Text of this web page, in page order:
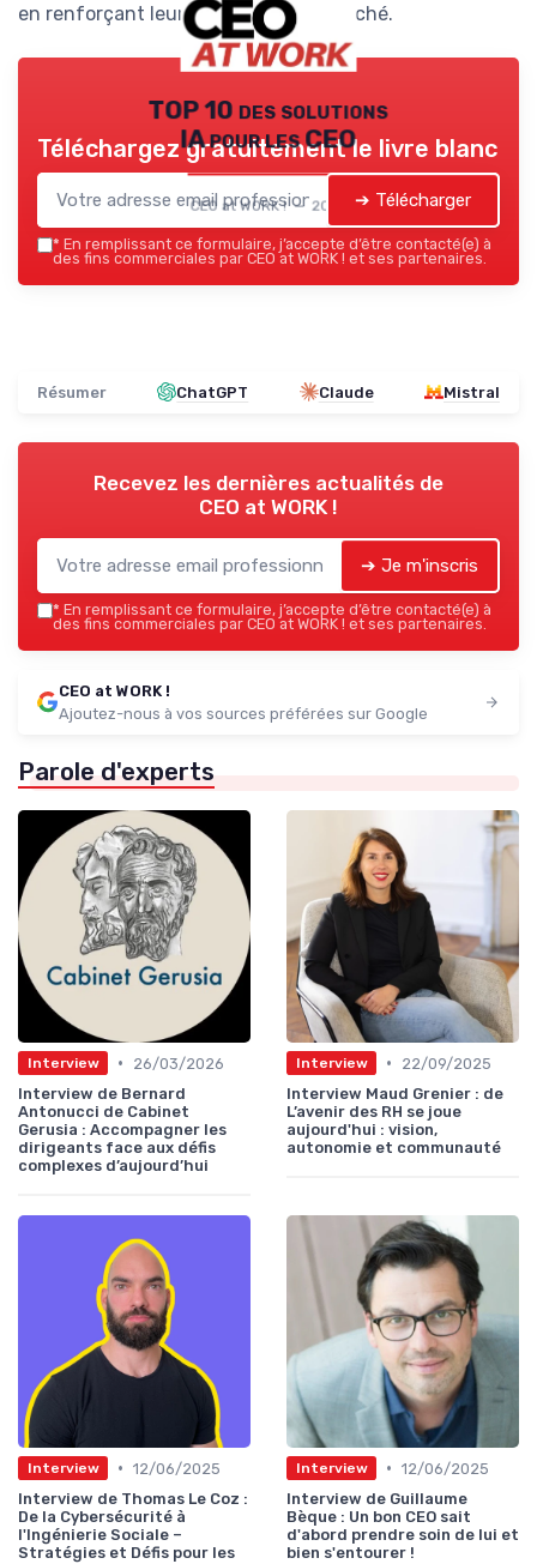
en renforçant leur position sur le marché.
TOP 10 des solutions
IA pour les CEO
CEO at WORK ! — 2026
Téléchargez gratuitement le livre blanc
➔ Télécharger
* En remplissant ce formulaire, j’accepte d’être contacté(e) à
des fins commerciales par CEO at WORK ! et ses partenaires.
Résumer ChatGPT Claude Mistral
Recevez les dernières actualités de
CEO at WORK !
➔ Je m'inscris
* En remplissant ce formulaire, j’accepte d’être contacté(e) à
des fins commerciales par CEO at WORK ! et ses partenaires.
CEO at WORK !
Ajoutez-nous à vos sources préférées sur Google
Parole d'experts
Interview •
26/03/2026
Interview de Bernard
Antonucci de Cabinet
Gerusia : Accompagner les
dirigeants face aux défis
complexes d’aujourd’hui
Interview •
22/09/2025
Interview Maud Grenier : de
L’avenir des RH se joue
aujourd'hui : vision,
autonomie et communauté
Interview • 12/06/2025
Interview de Thomas Le Coz :
De la Cybersécurité à
l'Ingénierie Sociale –
Stratégies et Défis pour les
Interview • 12/06/2025
Interview de Guillaume
Bèque : Un bon CEO sait
d'abord prendre soin de lui et
bien s'entourer !